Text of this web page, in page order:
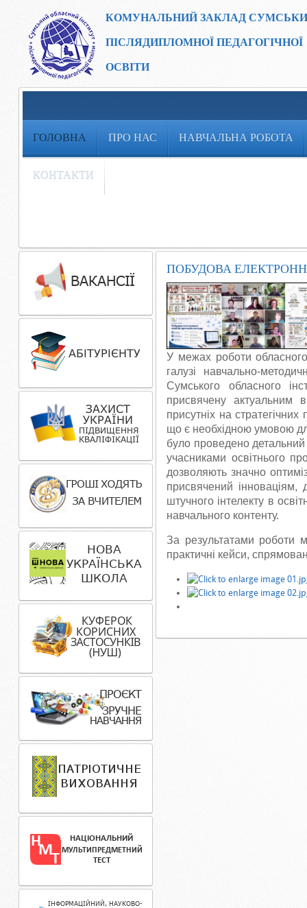
КОМУНАЛЬНИЙ ЗАКЛАД
ПІСЛЯДИПЛОМНОЇ ПЕДАГОГІЧНОЇ
ОСВІТИ
ГОЛОВНА ПРО НАС НАВЧАЛЬНА РОБОТА
КОНТАКТИ
ПОБУДОВА
У межах роботи
галузі навчально-
Сумського обласного
присвячену актуальним
присутніх на стратегічних
що є необхідною умовою
було проведено детальний
учасниками освітнього
дозволяють значно
присвячений інноваціям,
штучного інтелекту в
навчального контенту.
За результатами роботи
практичні кейси,